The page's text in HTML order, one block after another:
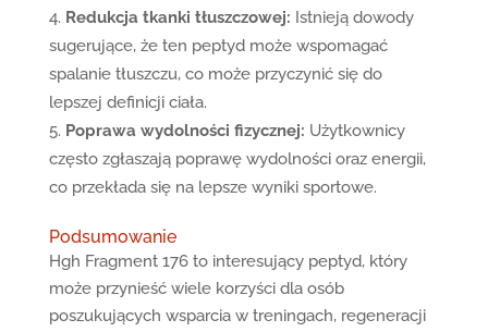
Redukcja tkanki tłuszczowej: Istnieją dowody
sugerujące, że ten peptyd może wspomagać
spalanie tłuszczu, co może przyczynić się do
lepszej definicji ciała.
Poprawa wydolności fizycznej: Użytkownicy
często zgłaszają poprawę wydolności oraz energii,
co przekłada się na lepsze wyniki sportowe.
Podsumowanie
Hgh Fragment 176 to interesujący peptyd, który
może przynieść wiele korzyści dla osób
poszukujących wsparcia w treningach, regeneracji